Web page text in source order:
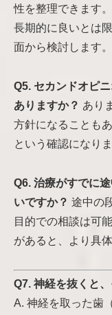
性を整理できます
長期的に良いとは
面から検討します。
Q5. セカンドオピ
ありますか？ あり
方針になることも
という確認になりま
Q6. 治療がすでに
いですか？ 途中の
目的での相談は可
があると、より具
Q7. 神経を抜くと
A. 神経を取った歯